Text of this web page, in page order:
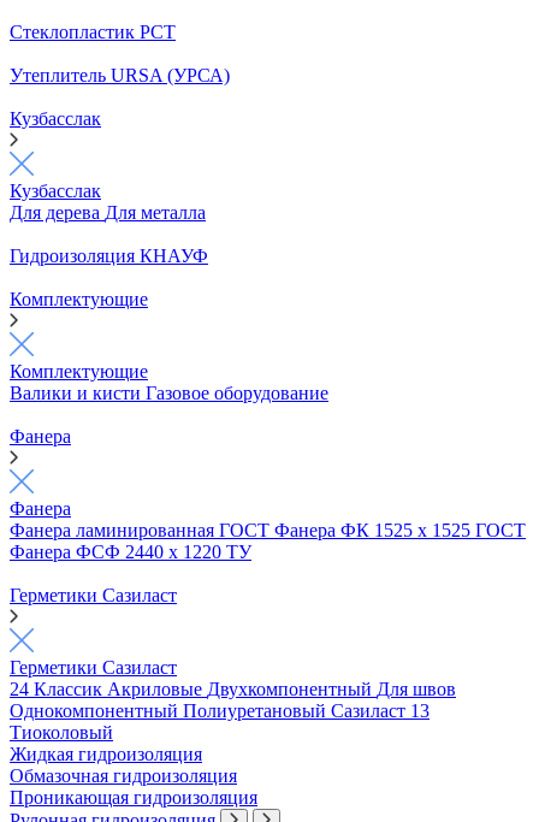
Стеклопластик РСТ
Утеплитель URSA (УРСА)
Кузбасслак
Кузбасслак
Для дерева Для металла
Гидроизоляция КНАУФ
Комплектующие
Комплектующие
Валики и кисти Газовое оборудование
Фанера
Фанера
Фанера ламинированная ГОСТ Фанера ФК 1525 х 1525 ГОСТ
Фанера ФСФ 2440 х 1220 ТУ
Герметики Сазиласт
Герметики Сазиласт
24 Классик Акриловые Двухкомпонентный Для швов
Однокомпонентный Полиуретановый Сазиласт 13
Тиоколовый
Жидкая гидроизоляция
Обмазочная гидроизоляция
Проникающая гидроизоляция